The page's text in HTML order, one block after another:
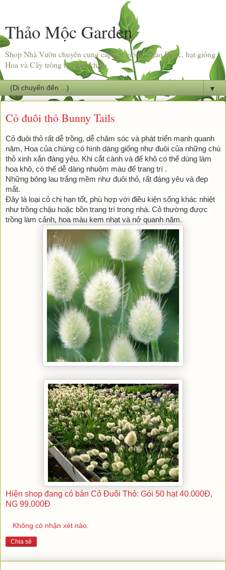
Thảo Mộc Garden
Shop Nhà Vườn chuyên cung cấp hạt giống Thảo Dược, hạt giống
Hoa và Cây trồng từ nhập khẩu.
▼
Cỏ đuôi thỏ Bunny Tails
Cỏ đuôi thỏ rất dễ trồng, dễ chăm sóc và phát triển mạnh quanh
năm, Hoa của chúng có hình dáng giống như đuôi của những chú
thỏ xinh xắn đáng yêu. Khi cắt cành và để khô có thể dùng làm
hoa khô, có thể dễ dàng nhuộm màu để trang trí .
Những bông lau trắng mềm như đuôi thỏ, rất đáng yêu và đẹp
mắt.
Đây là loại cỏ chị hạn tốt, phù hợp với điều kiện sống khác nhiệt
như trồng chậu hoặc bồn trang trí trong nhà. Cỏ thường được
trồng làm cảnh, hoa màu kem nhạt và nở quanh năm.
Hiện shop đang có bán Cỏ Đuôi Thỏ: Gói 50 hạt 40.000Đ,
NG 99.000Đ
Không có nhận xét nào:
Chia sẻ